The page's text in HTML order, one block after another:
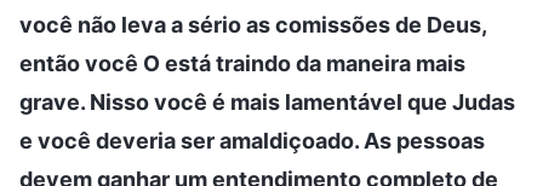
você não leva a sério as comissões de Deus,
então você O está traindo da maneira mais
grave. Nisso você é mais lamentável que Judas
e você deveria ser amaldiçoado. As pessoas
devem ganhar um entendimento completo de